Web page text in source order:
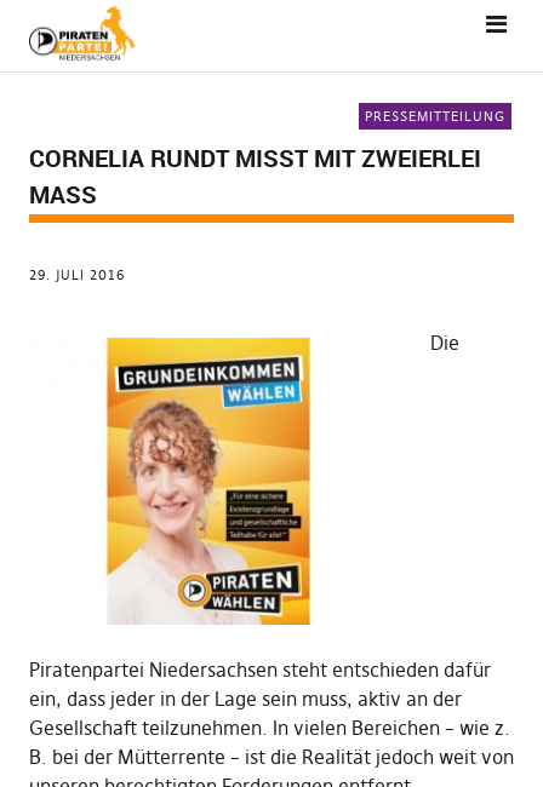
PRESSEMITTEILUNG
CORNELIA RUNDT MISST MIT ZWEIERLEI
MASS
29. JULI 2016
Die
Piratenpartei Niedersachsen steht entschieden dafür
ein, dass jeder in der Lage sein muss, aktiv an der
Gesellschaft teilzunehmen. In vielen Bereichen – wie z.
B. bei der Mütterrente – ist die Realität jedoch weit von